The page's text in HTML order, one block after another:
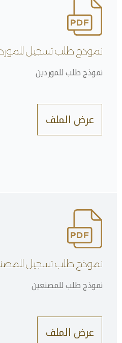
نموذج طلب تسجيل
نموذج طلب للموردين
عرض الملف
نموذج طلب تسجيل
نموذج طلب للمصنعين
عرض الملف